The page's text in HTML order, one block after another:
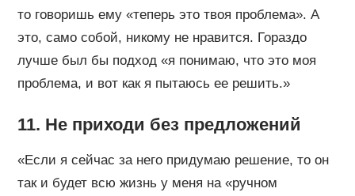
то говоришь ему «теперь это твоя проблема». А
это, само собой, никому не нравится. Гораздо
лучше был бы подход «я понимаю, что это моя
проблема, и вот как я пытаюсь ее решить.»
11. Не приходи без предложений
«Если я сейчас за него придумаю решение, то он
так и будет всю жизнь у меня на «ручном